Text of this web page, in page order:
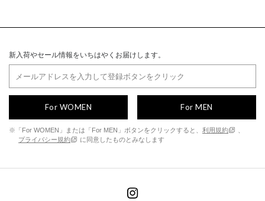
新入荷やセール情報をいちはやくお届けします。
For WOMEN For MEN
※「For WOMEN」または「For MEN」ボタンをクリックすると、 利用規約
プライバシー規約
に同意したものとみなします